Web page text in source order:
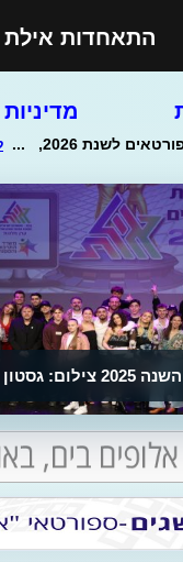
התאחדות אילת
קוריאל